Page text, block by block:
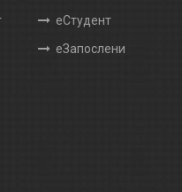
еСтудент
еЗапослени